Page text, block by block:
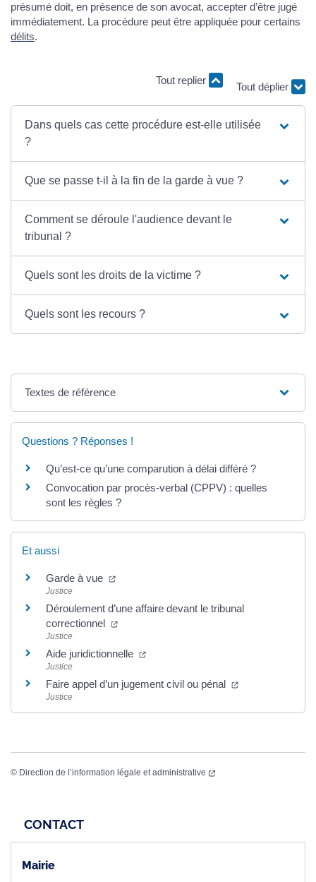
présumé doit, en présence de son avocat, accepter d’être jugé
immédiatement. La procédure peut être appliquée pour certains
délits.
Tout replier
Tout déplier
Dans quels cas cette procédure est-elle utilisée
?
Que se passe t-il à la fin de la garde à vue ?
Comment se déroule l'audience devant le
tribunal ?
Quels sont les droits de la victime ?
Quels sont les recours ?
Textes de référence
Questions ? Réponses !
Qu’est-ce qu’une comparution à délai différé ?
Convocation par procès-verbal (CPPV) : quelles
sont les règles ?
Et aussi
Garde à vue
Justice
Déroulement d’une affaire devant le tribunal
correctionnel
Justice
Aide juridictionnelle
Justice
Faire appel d’un jugement civil ou pénal
Justice
© Direction de l’information légale et administrative
CONTACT
Mairie